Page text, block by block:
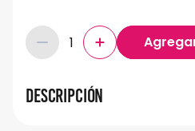
Descripción